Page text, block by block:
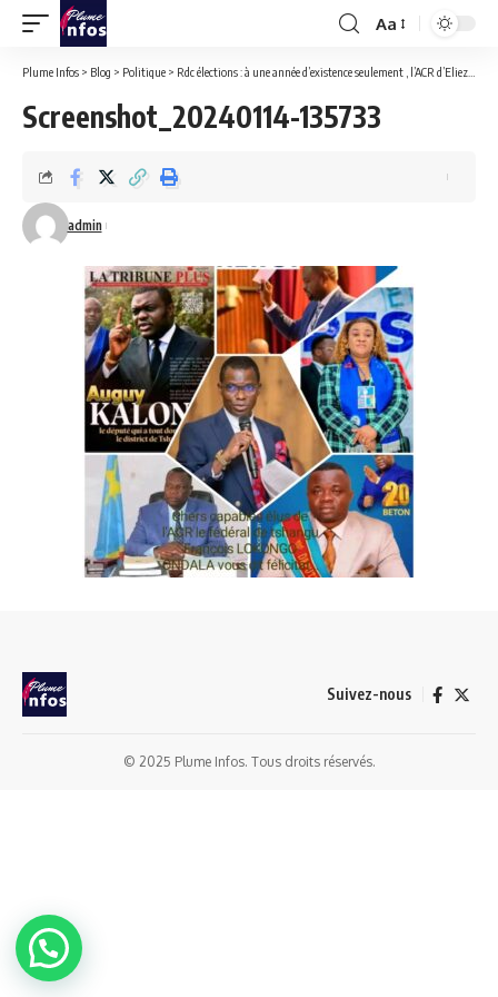
Font
Resizer
Aa
Plume Infos > Blog > Politique > Rdc élections : à une année d’existence seulement , l’ACR d’Eliezer Ntambwe rafle 6 sièges à l’Assemblée nationale
Screenshot_20240114-135733
admin
Suivez-nous
© 2025 Plume Infos. Tous droits réservés.